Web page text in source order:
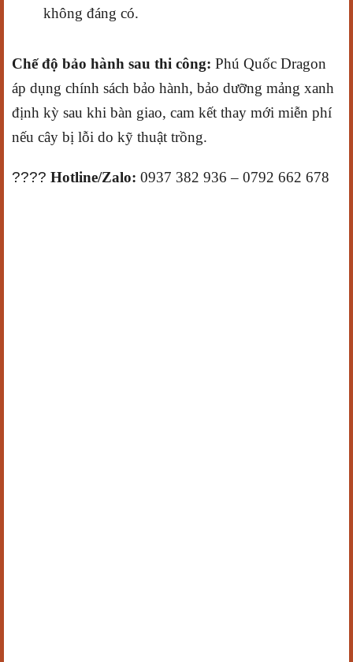
không đáng có.
Chế độ bảo hành sau thi công: Phú Quốc Dragon
áp dụng chính sách bảo hành, bảo dưỡng mảng xanh
định kỳ sau khi bàn giao, cam kết thay mới miễn phí
nếu cây bị lỗi do kỹ thuật trồng.
???? Hotline/Zalo: 0937 382 936 – 0792 662 678